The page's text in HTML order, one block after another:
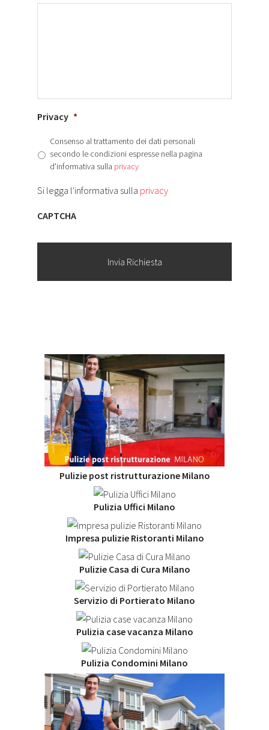
Privacy *
Consenso al trattamento dei dati personali
secondo le condizioni espresse nella pagina
d'informativa sulla privacy
Si legga l'informativa sulla privacy
CAPTCHA
Pulizie post ristrutturazione Milano
Pulizia Uffici Milano
Impresa pulizie Ristoranti Milano
Pulizie Casa di Cura Milano
Servizio di Portierato Milano
Pulizia case vacanza Milano
Pulizia Condomini Milano